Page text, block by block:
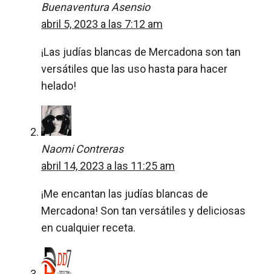
Buenaventura Asensio
abril 5, 2023 a las 7:12 am
¡Las judías blancas de Mercadona son tan
versátiles que las uso hasta para hacer
helado!
Naomi Contreras
abril 14, 2023 a las 11:25 am
¡Me encantan las judías blancas de
Mercadona! Son tan versátiles y deliciosas
en cualquier receta.